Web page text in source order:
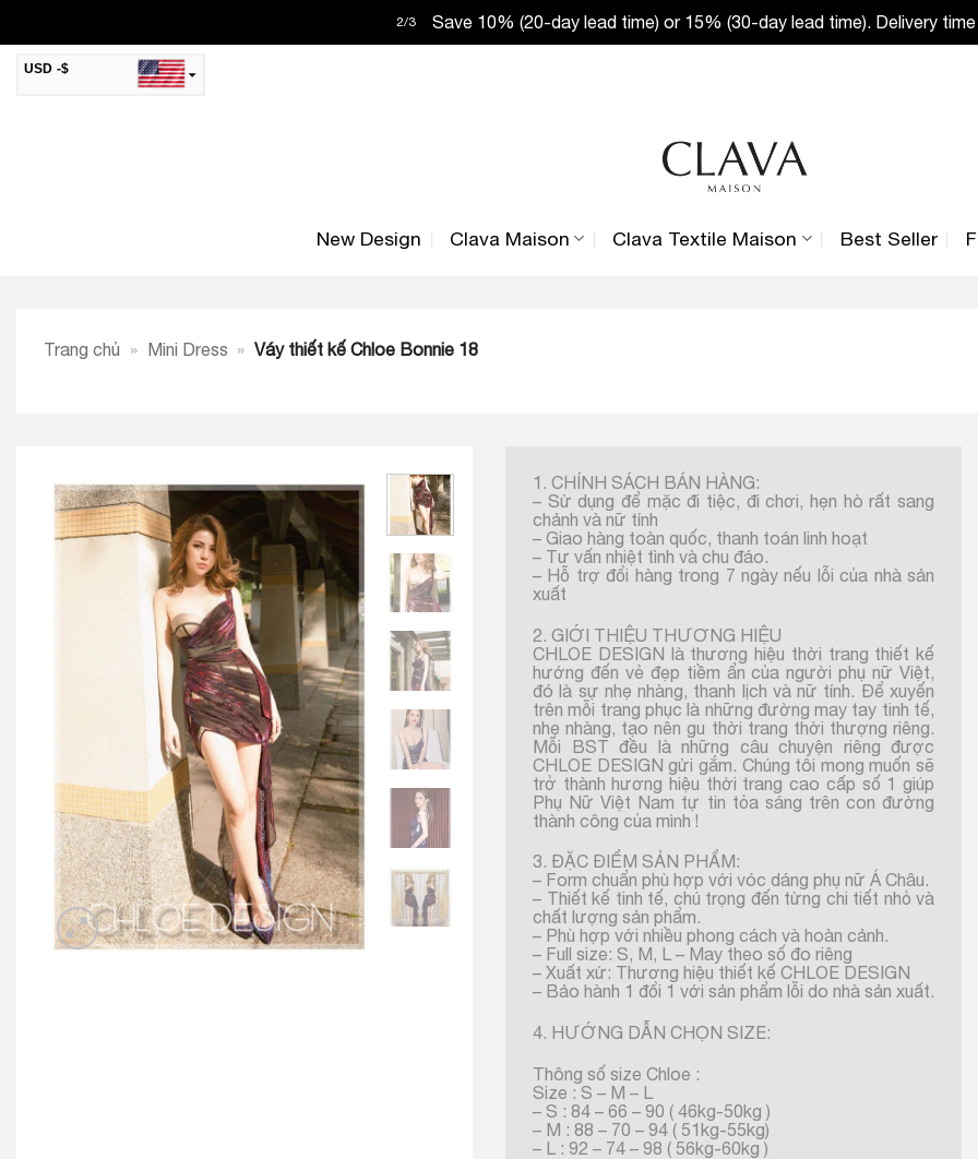
content
2/3 Save 10% (20-day lead time) or 15% (30-day lead time). Delivery
USD -$
MYR -RM
JOD -JD
Jordanian Dinar
KWD -KD
JPY -¥
New Design Clava Maison Clava Textile Maison Best Seller
Trang chủ » Mini Dress » Váy thiết kế Chloe Bonnie 18
1. CHÍNH SÁCH BÁN HÀNG:
– Sử dụng để mặc đi tiệc, đi chơi, hẹn hò rất sang
chảnh và nữ tính
– Giao hàng toàn quốc, thanh toán linh hoạt
– Tư vấn nhiệt tình và chu đáo.
– Hỗ trợ đổi hàng trong 7 ngày nếu lỗi của nhà sản
xuất
2. GIỚI THIỆU THƯƠNG HIỆU
CHLOE DESIGN là thương hiệu thời trang thiết kế
hướng đến vẻ đẹp tiềm ẩn của người phụ nữ Việt,
đó là sự nhẹ nhàng, thanh lịch và nữ tính. Để xuyến
trên mỗi trang phục là những đường may tay tinh tế,
nhẹ nhàng, tạo nên gu thời trang thời thượng riêng.
Mỗi BST đều là những câu chuyện riêng được
CHLOE DESIGN gửi gắm. Chúng tôi mong muốn sẽ
trở thành hương hiệu thời trang cao cấp số 1 giúp
Phụ Nữ Việt Nam tự tin tỏa sáng trên con đường
thành công của mình !
3. ĐẶC ĐIỂM SẢN PHẨM:
– Form chuẩn phù hợp với vóc dáng phụ nữ Á Châu.
– Thiết kế tinh tế, chú trọng đến từng chi tiết nhỏ và
chất lượng sản phẩm.
– Phù hợp với nhiều phong cách và hoàn cảnh.
– Full size: S, M, L – May theo số đo riêng
– Xuất xứ: Thương hiệu thiết kế CHLOE DESIGN
– Bảo hành 1 đổi 1 với sản phẩm lỗi do nhà sản xuất.
4. HƯỚNG DẪN CHỌN SIZE:
Thông số size Chloe :
Size : S – M – L
– S : 84 – 66 – 90 ( 46kg-50kg )
– M : 88 – 70 – 94 ( 51kg-55kg)
– L : 92 – 74 – 98 ( 56kg-60kg )